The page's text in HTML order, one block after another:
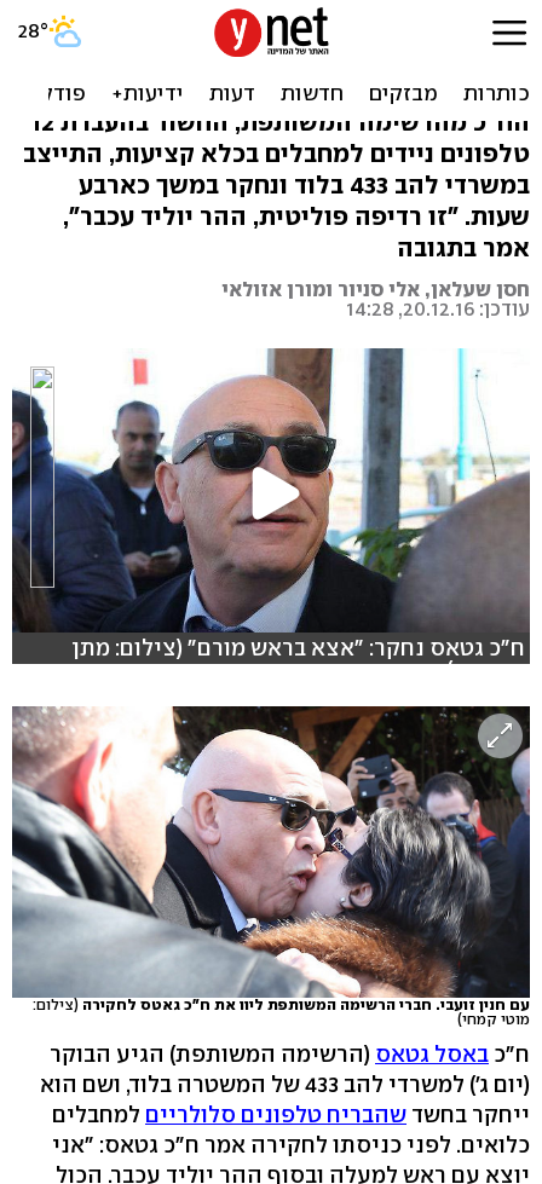
ח"כ גטאס נחקר: "אצא בראש
הח"כ מהרשימה המשותפת, החשוד בהעברת 12
טלפונים ניידים למחבלים בכלא קציעות, התייצב
במשרדי להב 433 בלוד ונחקר במשך כארבע
שעות. "זו רדיפה פוליטית, ההר יוליד עכבר",
אמר בתגובה
חסן שעלאן, אלי סניור ומורן אזולאי
עודכן: 20.12.16, 14:28
ח"כ גטאס נחקר: "אצא בראש מורם" (צילום: מתן
טורקיה)
עם חנין זועבי. חברי הרשימה המשותפת ליוו את ח"כ גאטס לחקירה(צילום:
מוטי קמחי)
ח"כ באסל גטאס (הרשימה המשותפת) הגיע הבוקר
(יום ג') למשרדי להב 433 של המשטרה בלוד, ושם הוא
ייחקר בחשד שהבריח טלפונים סלולריים למחבלים
כלואים. לפני כניסתו לחקירה אמר ח"כ גטאס: "אני
יוצא עם ראש למעלה ובסוף ההר יוליד עכבר. הכול